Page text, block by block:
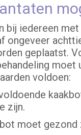
bij iedereen
ongeveer
geplaatst.
moet
voldoen:
zijn.
moet gezond